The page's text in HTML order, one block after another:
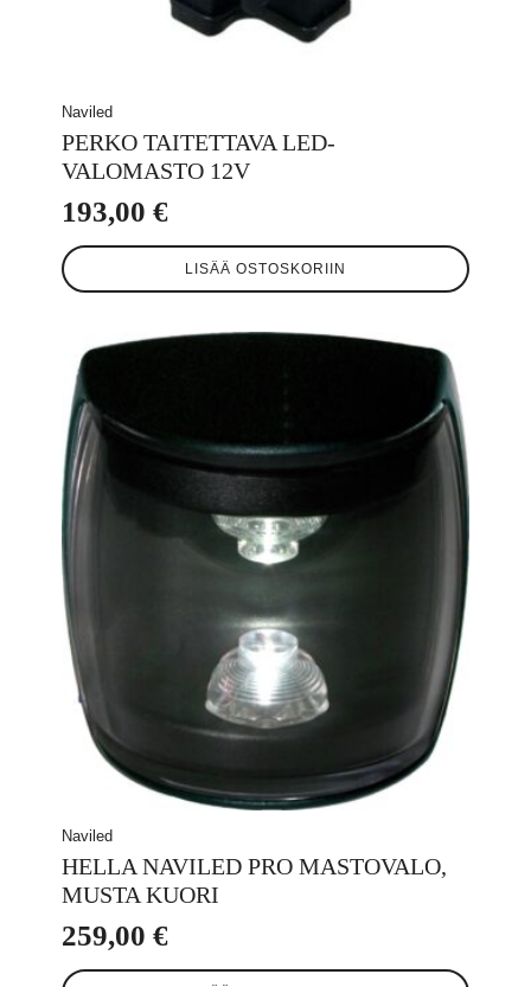
Naviled
PERKO TAITETTAVA LED-
VALOMASTO 12V
193,00 €
LISÄÄ OSTOSKORIIN
Naviled
HELLA NAVILED PRO MASTOVALO,
MUSTA KUORI
259,00 €